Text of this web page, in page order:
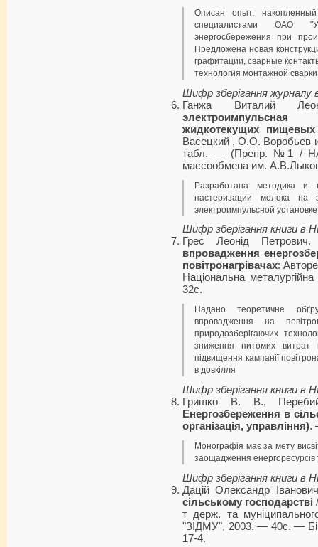
Описан опыт,
специалистами ОАО
энергосбережения при
Предложена новая
графитации, сварные
технология монтажной
Шифр зберігання журналу
Ганжа Виталий
электроимпульсная
жидкотекущих пищевых
Васецкий , О.О. Воробьев
табл. — (Препр. №1 /
массообмена им.
Разработана методика и
пастеризации молока на
электроимпульсной
Шифр зберігання книги в
Грес Леонід
впровадження
повітронагрівачах:
Національна
32с.
Надано теоретичне
впровадження на
природозберігаючих
зниження питомих витрат
підвищення кампанії
в довкілля
Шифр зберігання книги в
Гришко В. В.,
Енергозбереження в
організація, управління).
Монографія має за мету
заощадження енергоресурсів
Шифр зберігання книги в
Дацій Олександр
сільському господарстві
т держ. та
"ЗІДМУ", 2003. — 40с. —
17-4.